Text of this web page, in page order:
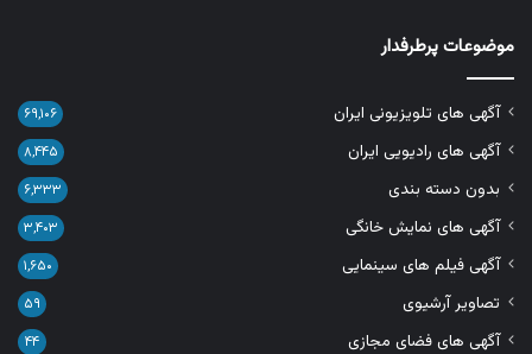
موضوعات پرطرفدار
آگهی های تلویزیونی ایران ۶۹,۱۰۶
آگهی های رادیویی ایران ۸,۴۴۵
بدون دسته بندی ۶,۳۳۳
آگهی های نمایش خانگی ۳,۴۰۳
آگهی فیلم های سینمایی ۱,۶۵۰
تصاویر آرشیوی ۵۹
آگهی های فضای مجازی ۴۴